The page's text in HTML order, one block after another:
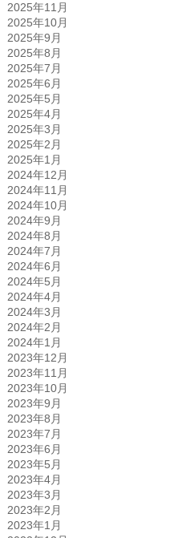
2025年11月
2025年10月
2025年9月
2025年8月
2025年7月
2025年6月
2025年5月
2025年4月
2025年3月
2025年2月
2025年1月
2024年12月
2024年11月
2024年10月
2024年9月
2024年8月
2024年7月
2024年6月
2024年5月
2024年4月
2024年3月
2024年2月
2024年1月
2023年12月
2023年11月
2023年10月
2023年9月
2023年8月
2023年7月
2023年6月
2023年5月
2023年4月
2023年3月
2023年2月
2023年1月